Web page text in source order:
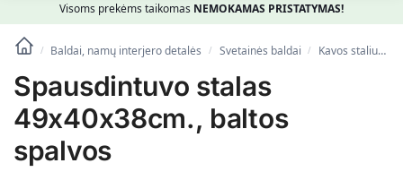
Visoms prekėms taikomas NEMOKAMAS PRISTATYMAS!
/ Baldai, namų interjero detalės / Svetainės baldai / Kavos staliukai
Spausdintuvo stalas
49x40x38cm., baltos
spalvos